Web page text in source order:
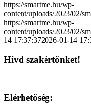
https://smartme.hu/wp-
content/uploads/2023/02/
https://smartme.hu/wp-
content/uploads/2023/02/
14 17:37:372026-01-14
Hívd szakértőnket!
Elérhetőség: